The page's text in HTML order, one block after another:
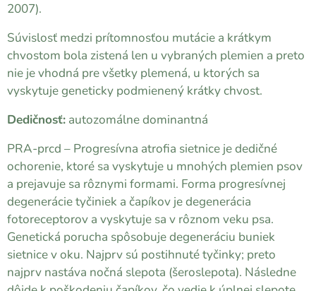
2007).
Súvislosť medzi prítomnosťou mutácie a krátkym
chvostom bola zistená len u vybraných plemien a preto
nie je vhodná pre všetky plemená, u ktorých sa
vyskytuje geneticky podmienený krátky chvost.
Dedičnosť: autozomálne dominantná
PRA-prcd – Progresívna atrofia sietnice je dedičné
ochorenie, ktoré sa vyskytuje u mnohých plemien psov
a prejavuje sa rôznymi formami. Forma progresívnej
degenerácie tyčiniek a čapíkov je degenerácia
fotoreceptorov a vyskytuje sa v rôznom veku psa.
Genetická porucha spôsobuje degeneráciu buniek
sietnice v oku. Najprv sú postihnuté tyčinky; preto
najprv nastáva nočná slepota (šeroslepota). Následne